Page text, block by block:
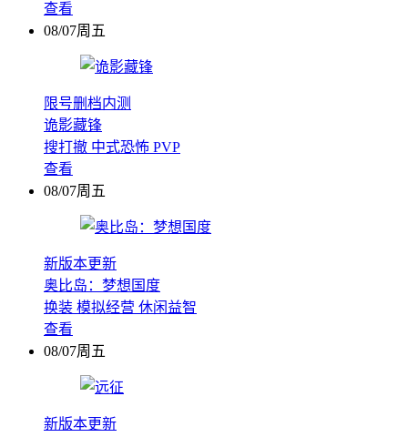
查看
08/07周五
限号删档内测
诡影藏锋
搜打撤 中式恐怖 PVP
查看
08/07周五
新版本更新
奥比岛：梦想国度
换装 模拟经营 休闲益智
查看
08/07周五
新版本更新